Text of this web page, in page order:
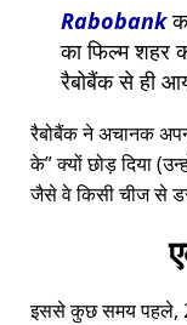
Rabobank
का फिल्म शहर
रैबोबैंक से ही
रैबोबैंक ने अचानक
के क्यों छोड़ दिया
जैसे वे किसी चीज से
इससे कुछ समय पहले,